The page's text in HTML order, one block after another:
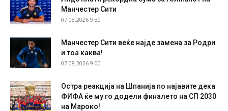
Манчестер Сити
07.08.2026 9:30
Манчестер Сити веќе најде замена за Родри
и тоа каква!
07.08.2026 9:00
Остра реакција на Шпанија по најавите дека
ФИФА ќе му го додели финалето на СП 2030
на Мароко!